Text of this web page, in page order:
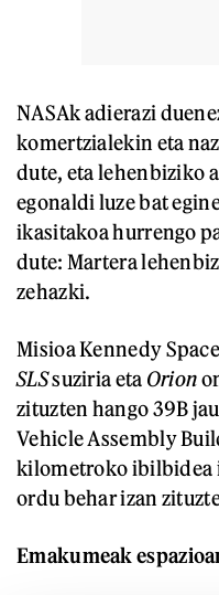
NASAk adierazi
komertzialekin eta
dute, eta lehenbiziko
egonaldi luze bat
ikasitakoa hurrengo
dute: Martera
zehazki.
Misioa Kennedy
SLSsuziria eta Orion
zituzten hango 39B
Vehicle Assembly
kilometroko ibilbidea
ordu behar izan
Emakumeak